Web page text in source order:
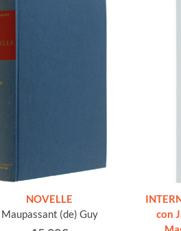
NOVELLE
Maupassant (de) Guy
con